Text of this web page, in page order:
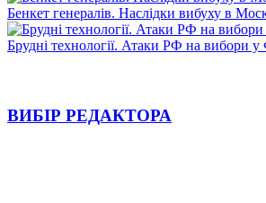
Бенкет генералів. Наслідки вибуху в
Брудні технології. Атаки РФ на вибори у
ВИБІР РЕДАКТОРА